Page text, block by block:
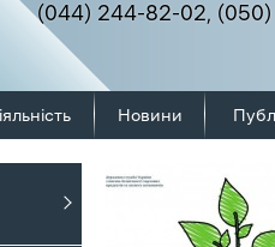
(044) 244-82-02,
Новини